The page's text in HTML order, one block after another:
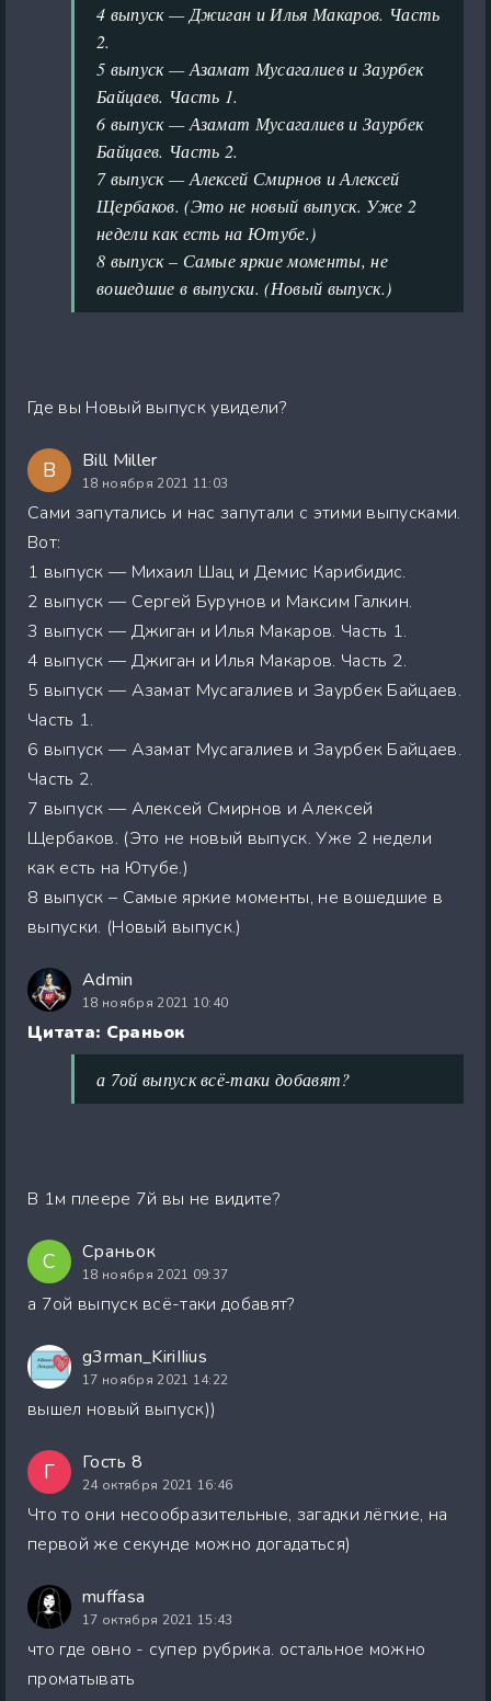
4 выпуск — Джиган и Илья Макаров. Часть
2.
5 выпуск — Азамат Мусагалиев и Заурбек
Байцаев. Часть 1.
6 выпуск — Азамат Мусагалиев и Заурбек
Байцаев. Часть 2.
7 выпуск — Алексей Смирнов и Алексей
Щербаков. (Это не новый выпуск. Уже 2
недели как есть на Ютубе.)
8 выпуск – Самые яркие моменты, не
вошедшие в выпуски. (Новый выпуск.)
Где вы Новый выпуск увидели?
B Bill Miller
18 ноября 2021 11:03
Сами запутались и нас запутали с этими выпусками.
Вот:
1 выпуск — Михаил Шац и Демис Карибидис.
2 выпуск — Сергей Бурунов и Максим Галкин.
3 выпуск — Джиган и Илья Макаров. Часть 1.
4 выпуск — Джиган и Илья Макаров. Часть 2.
5 выпуск — Азамат Мусагалиев и Заурбек Байцаев.
Часть 1.
6 выпуск — Азамат Мусагалиев и Заурбек Байцаев.
Часть 2.
7 выпуск — Алексей Смирнов и Алексей
Щербаков. (Это не новый выпуск. Уже 2 недели
как есть на Ютубе.)
8 выпуск – Самые яркие моменты, не вошедшие в
выпуски. (Новый выпуск.)
Admin
18 ноября 2021 10:40
Цитата: Сраньок
а 7ой выпуск всё-таки добавят?
В 1м плеере 7й вы не видите?
С Сраньок
18 ноября 2021 09:37
а 7ой выпуск всё-таки добавят?
g3rman_KiriIIius
17 ноября 2021 14:22
вышел новый выпуск))
Г Гость 8
24 октября 2021 16:46
Что то они несообразительные, загадки лёгкие, на
первой же секунде можно догадаться)
muffasa
17 октября 2021 15:43
что где овно - супер рубрика. остальное можно
проматывать